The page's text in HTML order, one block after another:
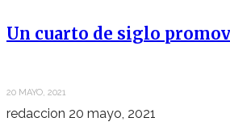
Un cuarto de siglo
20 MAYO, 2021
redaccion 20 mayo, 2021